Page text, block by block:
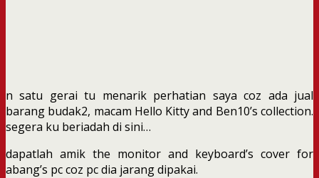
n satu gerai tu menarik perhatian saya coz ada jual
barang budak2, macam Hello Kitty and Ben10’s collection.
segera ku beriadah di sini…
dapatlah amik the monitor and keyboard’s cover for
abang’s pc coz pc dia jarang dipakai.